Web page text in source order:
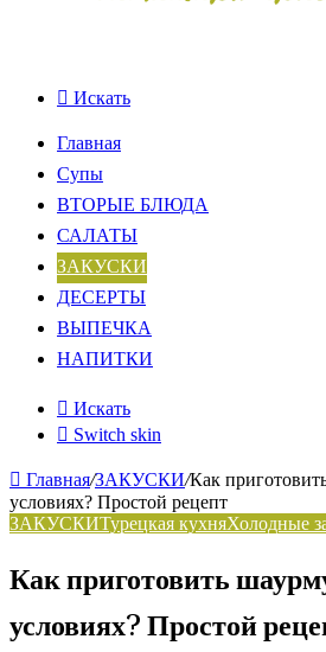
Искать
Главная
Супы
ВТОРЫЕ БЛЮДА
САЛАТЫ
ЗАКУСКИ
ДЕСЕРТЫ
ВЫПЕЧКА
НАПИТКИ
Искать
Switch skin
Главная/ЗАКУСКИ/Как
условиях? Простой рецепт
ЗАКУСКИТурецкая кухняХолодные
Как приготовить
условиях? Простой